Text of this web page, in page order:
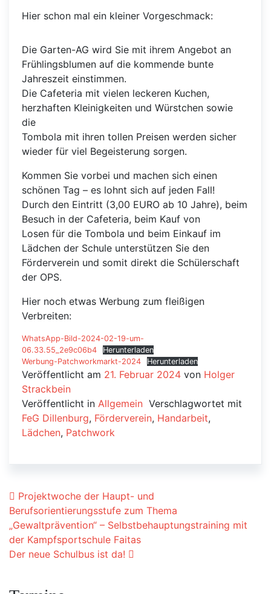
Hier schon mal ein kleiner Vorgeschmack:
Die Garten-AG wird Sie mit ihrem Angebot an
Frühlingsblumen auf die kommende bunte
Jahreszeit einstimmen.
Die Cafeteria mit vielen leckeren Kuchen,
herzhaften Kleinigkeiten und Würstchen sowie
die
Tombola mit ihren tollen Preisen werden sicher
wieder für viel Begeisterung sorgen.
Kommen Sie vorbei und machen sich einen
schönen Tag – es lohnt sich auf jeden Fall!
Durch den Eintritt (3,00 EURO ab 10 Jahre), beim
Besuch in der Cafeteria, beim Kauf von
Losen für die Tombola und beim Einkauf im
Lädchen der Schule unterstützen Sie den
Förderverein und somit direkt die Schülerschaft
der OPS.
Hier noch etwas Werbung zum fleißigen
Verbreiten:
WhatsApp-Bild-2024-02-19-um-
06.33.55_2e9c06b4
Herunterladen
Werbung-Patchworkmarkt-2024
Herunterladen
Veröffentlicht am 21. Februar 2024 von Holger
Strackbein
Veröffentlicht in Allgemein Verschlagwortet mit
FeG Dillenburg, Förderverein, Handarbeit,
Lädchen, Patchwork
Beitrags-Navigation
Projektwoche der Haupt- und
Berufsorientierungsstufe zum Thema
„Gewaltprävention“ – Selbstbehauptungstraining mit
der Kampfsportschule Faitas
Der neue Schulbus ist da!